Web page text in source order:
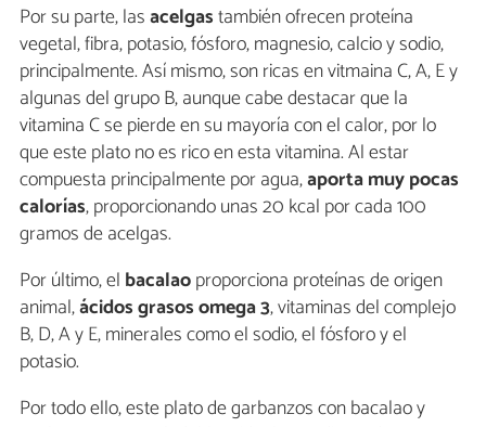
Por su parte, lasacelgastambién ofrecen proteína
vegetal, fibra, potasio, fósforo, magnesio, calcio y sodio,
principalmente. Así mismo, son ricas en vitmaina C, A, E y
algunas del grupo B, aunque cabe destacar que la
vitamina C se pierde en su mayoría con el calor, por lo
que este plato no es rico en esta vitamina. Al estar
compuesta principalmente por agua,aporta muy pocas
calorías, proporcionando unas 20 kcal por cada 100
gramos de acelgas.
Por último, el bacalaoproporciona proteínas de origen
animal,ácidos grasos omega 3, vitaminas del complejo
B, D, A y E, minerales como el sodio, el fósforo y el
potasio.
Por todo ello, este plato de garbanzos con bacalao y